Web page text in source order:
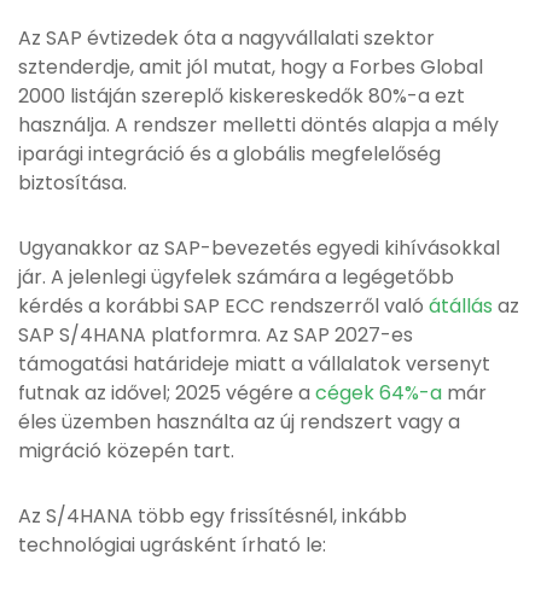
Az SAP évtizedek óta a nagyvállalati szektor
sztenderdje, amit jól mutat, hogy a Forbes Global
2000 listáján szereplő kiskereskedők 80%-a ezt
használja. A rendszer melletti döntés alapja a mély
iparági integráció és a globális megfelelőség
biztosítása.
Ugyanakkor az SAP-bevezetés egyedi kihívásokkal
jár. A jelenlegi ügyfelek számára a legégetőbb
kérdés a korábbi SAP ECC rendszerről való átállás az
SAP S/4HANA platformra. Az SAP 2027-es
támogatási határideje miatt a vállalatok versenyt
futnak az idővel; 2025 végére a cégek 64%-a már
éles üzemben használta az új rendszert vagy a
migráció közepén tart.
Az S/4HANA több egy frissítésnél, inkább
technológiai ugrásként írható le: